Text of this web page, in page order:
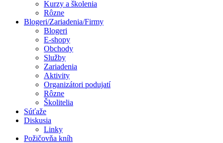
Kurzy a školenia
Rôzne
Blogeri/Zariadenia/Firmy
Blogeri
E-shopy
Obchody
Služby
Zariadenia
Aktivity
Organizátori podujatí
Rôzne
Školitelia
Súťaže
Diskusia
Linky
Požičovňa kníh